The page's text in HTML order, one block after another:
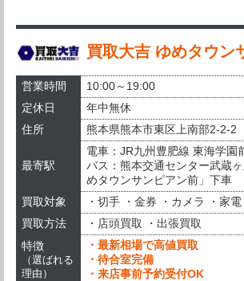
買取大吉 ゆめタウン
営業時間
10:00～19:00
定休日
年中無休
住所
熊本県熊本市東区上南部2-2-2
最寄駅
電車：JR九州豊肥線 東海学園
バス：熊本交通センター武蔵
めタウンサンピアン前」下車
買取対象
・切手 ・金券 ・カメラ ・家
買取方法
・店頭買取 ・出張買取
特徴
（選ばれる
理由）
・最新相場で高値買取
・待合室完備
・来店事前予約受付OK